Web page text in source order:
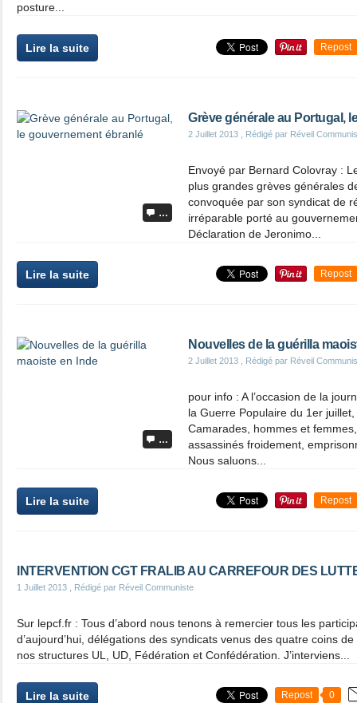
posture...
Lire la suite Repost
…
Grève générale au Portugal,
2 Juillet 2013 , Rédigé par Réveil
Envoyé par Bernard Colovray :
plus grandes grèves générales
convoquée par son syndicat de
irréparable porté au
Déclaration de Jeronimo...
Lire la suite Repost
…
Nouvelles de la guérilla
2 Juillet 2013 , Rédigé par Réveil
pour info : A l’occasion de la
la Guerre Populaire du 1er
Camarades, hommes et
assassinés froidement,
Nous saluons...
Lire la suite Repost
INTERVENTION CGT FRALIB AU CARREFOUR DES
1 Juillet 2013 , Rédigé par Réveil Communiste
Sur lepcf.fr : Tous d’abord nous tenons à remercier tous les
d’aujourd’hui, délégations des syndicats venus des quatre coins
nos structures UL, UD, Fédération et Confédération. J’interviens...
Lire la suite Repost 0